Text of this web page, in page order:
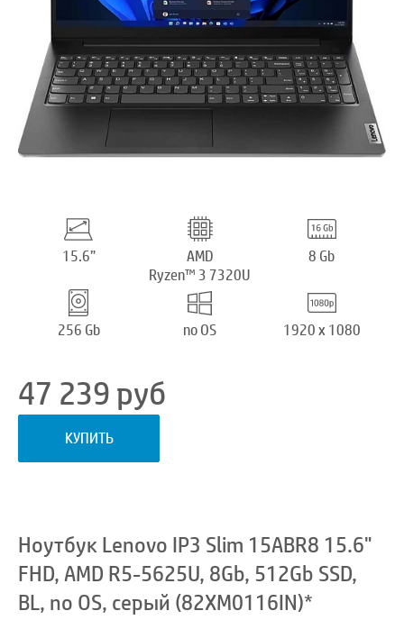
15.6”
AMD
Ryzen™ 3 7320U
8 Gb
256 Gb no OS 1920 x 1080
47 239руб
КУПИТЬ
Ноутбук Lenovo IP3 Slim 15ABR8 15.6"
FHD, AMD R5-5625U, 8Gb, 512Gb SSD,
BL, no OS, серый (82XM0116IN)*